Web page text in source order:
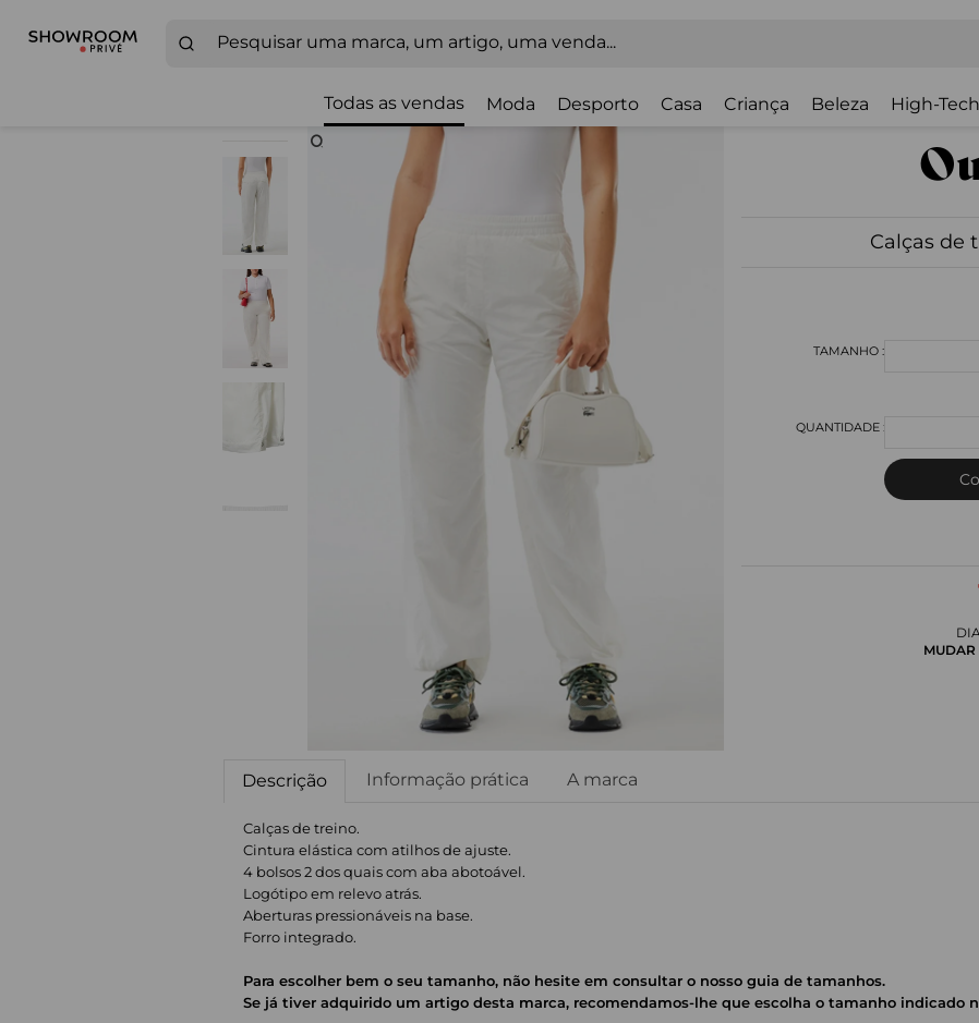
Todas as vendas Moda Desporto Casa Criança Beleza High-
Calças de
Descrição Informação prática A marca
Calças de treino.
Cintura elástica com atilhos de ajuste.
4 bolsos 2 dos quais com aba abotoável.
Logótipo em relevo atrás.
Aberturas pressionáveis na base.
Forro integrado.
Para escolher bem o seu tamanho, não hesite em consultar o nosso guia de tamanhos.
Se já tiver adquirido um artigo desta marca, recomendamos-lhe que escolha o tamanho indicado